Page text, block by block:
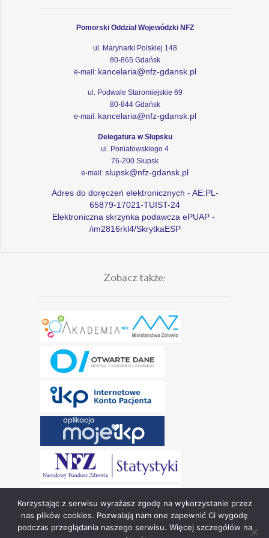
Pomorski Oddział Wojewódzki NFZ
ul. Marynarki Polskiej 148
80-865 Gdańsk
e-mail: kancelaria@nfz-gdansk.pl
ul. Podwale Staromiejskie 69
80-844 Gdańsk
e-mail: kancelaria@nfz-gdansk.pl
Delegatura w Słupsku
ul. Poniatowskiego 4
76-200 Słupsk
e-mail: slupsk@nfz-gdansk.pl
Adres do doręczeń elektronicznych - AE:PL-
65879-17021-TUIST-24
Elektroniczna skrzynka podawcza ePUAP -
/im2816rkl4/SkrytkaESP
Zobacz także:
Korzystając z serwisu wyrażasz zgodę na wykorzystanie przez
nas plików cookies. Pozwalają nam one zapewnić Ci wygodę
podczas przeglądania naszego serwisu. Więcej szczegółów na